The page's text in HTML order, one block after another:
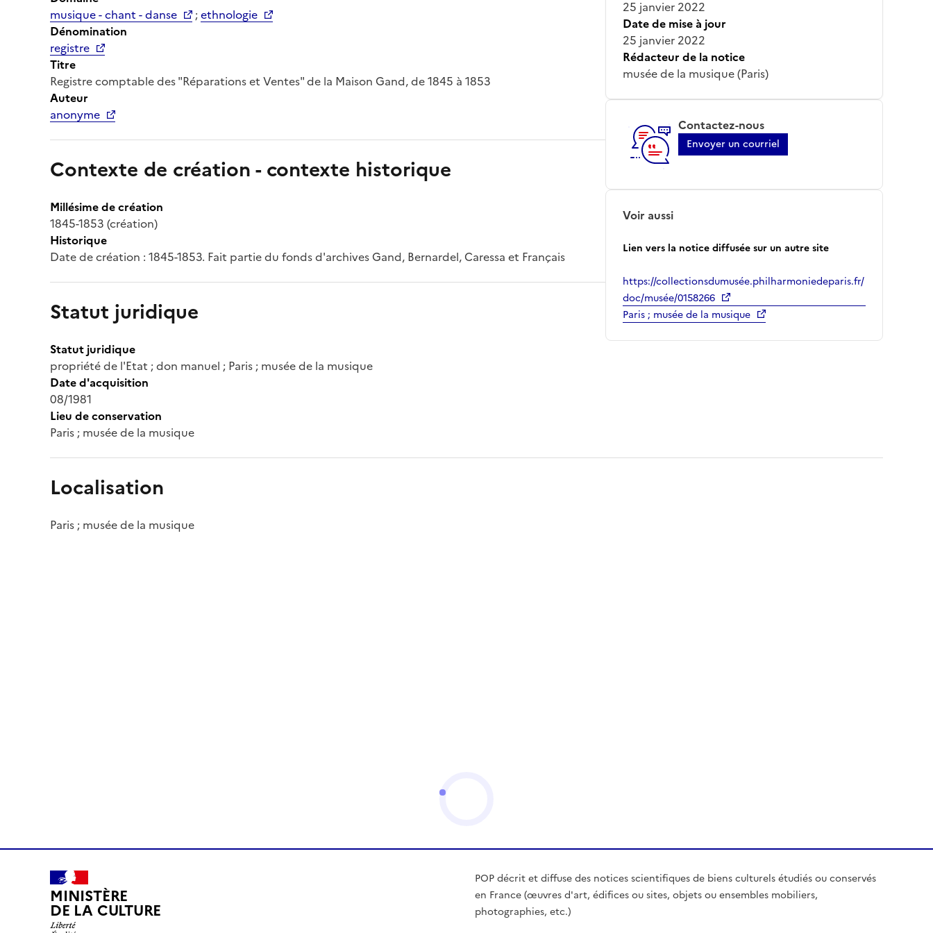
musique - chant - danse
;ethnologie
Dénomination
registre
Titre
Registre comptable des "Réparations et Ventes" de la Maison Gand, de 1845 à 1853
Auteur
anonyme
Contexte de création - contexte historique
Millésime de création
1845-1853 (création)
Historique
Date de création : 1845-1853. Fait partie du fonds d'archives Gand, Bernardel, Caressa et Français
Statut juridique
Statut juridique
propriété de l'Etat ; don manuel ; Paris ; musée de la musique
Date d'acquisition
08/1981
Lieu de conservation
Paris ; musée de la musique
25 janvier 2022
Date de mise à jour
25 janvier 2022
Rédacteur de la notice
musée de la musique (Paris)
Contactez-nous
Envoyer un courriel
Voir aussi
Lien vers la notice diffusée sur un autre site
https://collectionsdumusée.philharmoniedeparis.fr/
doc/musée/0158266
Paris ; musée de la musique
Localisation
Paris ; musée de la musique
MINISTÈRE
DE LA CULTURE
POP décrit et diffuse des notices scientifiques de biens culturels étudiés ou conservés
en France (œuvres d'art, édifices ou sites, objets ou ensembles mobiliers,
photographies, etc.)